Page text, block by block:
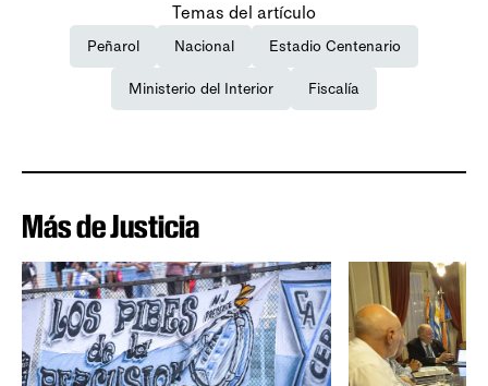
Temas del artículo
Peñarol Nacional Estadio Centenario
Ministerio del Interior Fiscalía
Más de Justicia